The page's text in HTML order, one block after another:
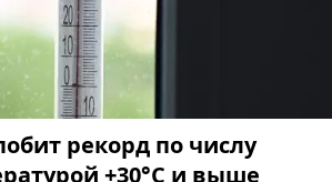
рекорд по числу
+30°C и выше